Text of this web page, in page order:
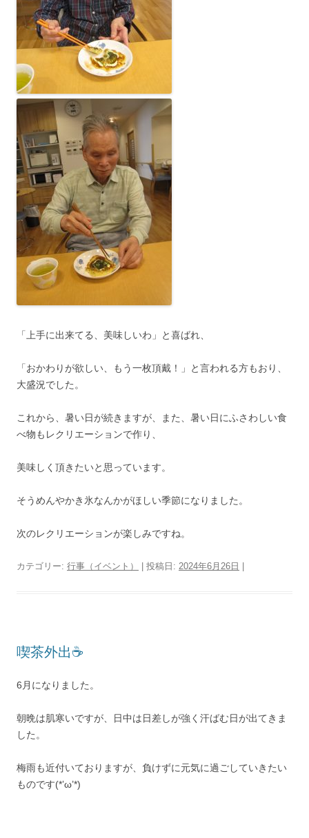
「上手に出来てる、美味しいわ」と喜ばれ、
「おかわりが欲しい、もう一枚頂戴！」と言われる方もおり、
大盛況でした。
これから、暑い日が続きますが、また、暑い日にふさわしい食
べ物もレクリエーションで作り、
美味しく頂きたいと思っています。
そうめんやかき氷なんかがほしい季節になりました。
次のレクリエーションが楽しみですね。
カテゴリー: 行事（イベント） | 投稿日: 2024年6月26日
喫茶外出☕
6月になりました。
朝晩は肌寒いですが、日中は日差しが強く汗ばむ日が出てきま
した。
梅雨も近付いておりますが、負けずに元気に過ごしていきたい
ものです(*’ω’*)